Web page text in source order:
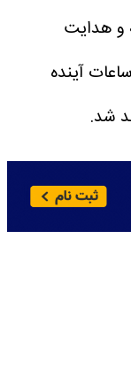
و هدایت
آینده
شد.